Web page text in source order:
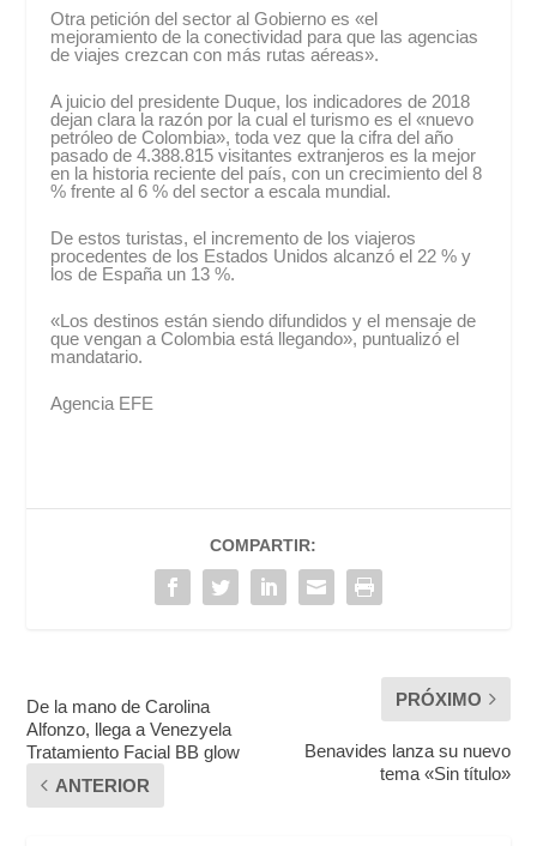
Otra petición del sector al Gobierno es «el
mejoramiento de la conectividad para que las agencias
de viajes crezcan con más rutas aéreas».
A juicio del presidente Duque, los indicadores de 2018
dejan clara la razón por la cual el turismo es el «nuevo
petróleo de Colombia», toda vez que la cifra del año
pasado de 4.388.815 visitantes extranjeros es la mejor
en la historia reciente del país, con un crecimiento del 8
% frente al 6 % del sector a escala mundial.
De estos turistas, el incremento de los viajeros
procedentes de los Estados Unidos alcanzó el 22 % y
los de España un 13 %.
«Los destinos están siendo difundidos y el mensaje de
que vengan a Colombia está llegando», puntualizó el
mandatario.
Agencia EFE
COMPARTIR:
De la mano de Carolina
Alfonzo, llega a Venezyela
Tratamiento Facial BB glow
ANTERIOR
PRÓXIMO
Benavides lanza su nuevo
tema «Sin título»